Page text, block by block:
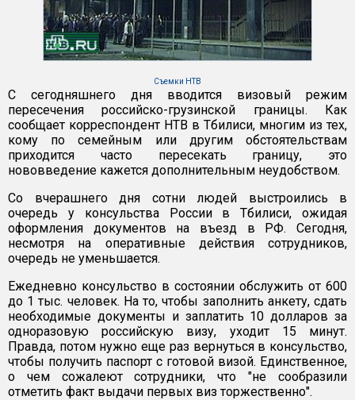
Съемки НТВ
С сегодняшнего дня вводится визовый режим
пересечения российско-грузинской границы. Как
сообщает корреспондент НТВ в Тбилиси, многим из тех,
кому по семейным или другим обстоятельствам
приходится часто пересекать границу, это
нововведение кажется дополнительным неудобством.
Со вчерашнего дня сотни людей выстроились в
очередь у консульства России в Тбилиси, ожидая
оформления документов на въезд в РФ. Сегодня,
несмотря на оперативные действия сотрудников,
очередь не уменьшается.
Ежедневно консульство в состоянии обслужить от 600
до 1 тыс. человек. На то, чтобы заполнить анкету, сдать
необходимые документы и заплатить 10 долларов за
одноразовую российскую визу, уходит 15 минут.
Правда, потом нужно еще раз вернуться в консульство,
чтобы получить паспорт с готовой визой. Единственное,
о чем сожалеют сотрудники, что "не сообразили
отметить факт выдачи первых виз торжественно".